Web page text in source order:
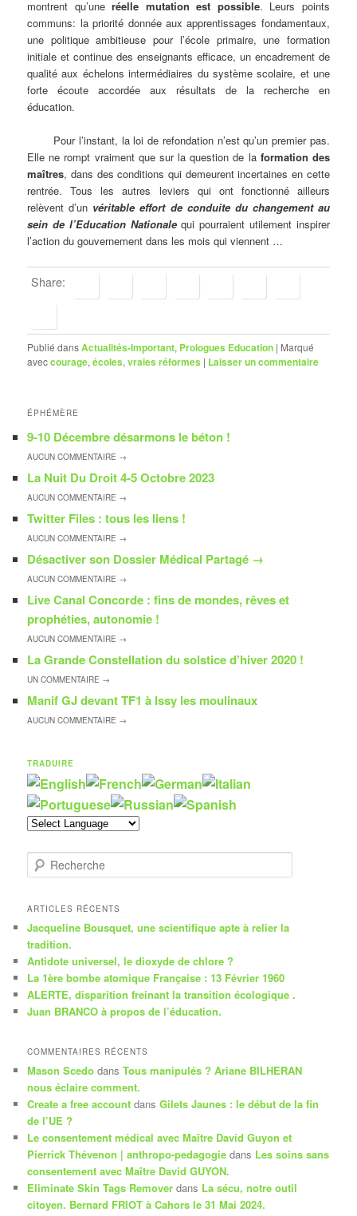
montrent qu’uneréelle mutation est possible. Leurs points
communs: la priorité donnée aux apprentissages fondamentaux,
une politique ambitieuse pour l’école primaire, une formation
initiale et continue des enseignants efficace, un encadrement de
qualité aux échelons intermédiaires du système scolaire, et une
forte écoute accordée aux résultats de la recherche en
éducation.
Pour l’instant, la loi de refondation n’est qu’un premier pas.
Elle ne rompt vraiment que sur la question de la formation des
maîtres, dans des conditions qui demeurent incertaines en cette
rentrée. Tous les autres leviers qui ont fonctionné ailleurs
relèvent d’un véritable effort de conduite du changement au
sein de l’Education Nationale qui pourraient utilement inspirer
l’action du gouvernement dans les mois qui viennent …
Share:
Publié dansActualités-Important, Prologues Education | Marqué
aveccourage,écoles,vraies réformes | Laisser un commentaire
ÉPHÉMÈRE
9-10 Décembre désarmons le béton !
AUCUNCOMMENTAIRE →
La Nuit Du Droit 4-5 Octobre 2023
AUCUNCOMMENTAIRE →
Twitter Files : tous les liens !
AUCUNCOMMENTAIRE →
Désactiver son Dossier Médical Partagé →
AUCUNCOMMENTAIRE →
Live Canal Concorde : fins de mondes, rêves et
prophéties, autonomie !
AUCUNCOMMENTAIRE →
La Grande Constellation du solstice d’hiver 2020 !
UNCOMMENTAIRE →
Manif GJ devant TF1 à Issy les moulinaux
AUCUNCOMMENTAIRE →
TRADUIRE
e
h
r
c
h
e
ARTICLES RÉCENTS
Jacqueline Bousquet, une scientifique apte à relier la
tradition.
Antidote universel, le dioxyde de chlore ?
La 1ère bombe atomique Française : 13 Février 1960
ALERTE, disparition freinant la transition écologique .
Juan BRANCO à propos de l’éducation.
COMMENTAIRES RÉCENTS
Mason Scedo dansTous manipulés ? Ariane BILHERAN
nous éclaire comment.
Create a free account dansGilets Jaunes : le début de la fin
de l’UE ?
Le consentement médical avec Maître David Guyon et
Pierrick Thévenon | anthropo-pedagogie dans Les soins sans
consentement avec Maître David GUYON.
Eliminate Skin Tags Remover dans La sécu, notre outil
citoyen. Bernard FRIOT à Cahors le 31 Mai 2024.